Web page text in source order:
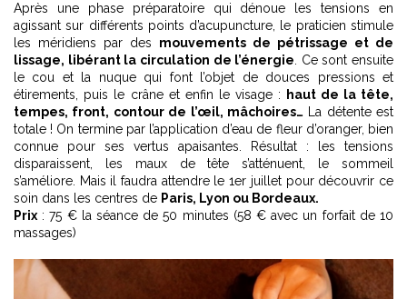
Après une phase préparatoire qui dénoue les tensions en
agissant sur différents points d’acupuncture, le praticien stimule
les méridiens par des mouvements de pétrissage et de
lissage, libérant la circulation de l’énergie. Ce sont ensuite
le cou et la nuque qui font l’objet de douces pressions et
étirements, puis le crâne et enfin le visage : haut de la tête,
tempes, front, contour de l’œil, mâchoires… La détente est
totale ! On termine par l’application d’eau de fleur d’oranger, bien
connue pour ses vertus apaisantes. Résultat : les tensions
disparaissent, les maux de tête s’atténuent, le sommeil
s’améliore. Mais il faudra attendre le 1er juillet pour découvrir ce
soin dans les centres de Paris, Lyon ou Bordeaux.
Prix: 75 € la séance de 50 minutes (58 € avec un forfait de 10
massages)